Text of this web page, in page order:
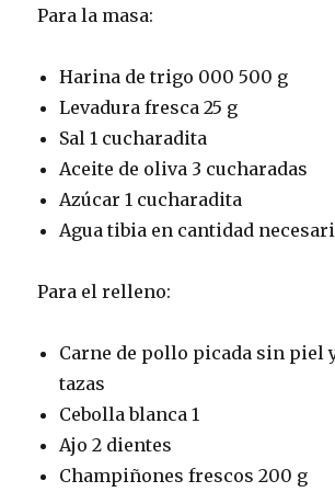
Para la masa:
Harina de trigo 000 500 g
Levadura fresca 25 g
Sal 1 cucharadita
Aceite de oliva 3 cucharadas
Azúcar 1 cucharadita
Agua tibia en cantidad
Para el relleno:
Carne de pollo picada sin piel
tazas
Cebolla blanca 1
Ajo 2 dientes
Champiñones frescos 200 g